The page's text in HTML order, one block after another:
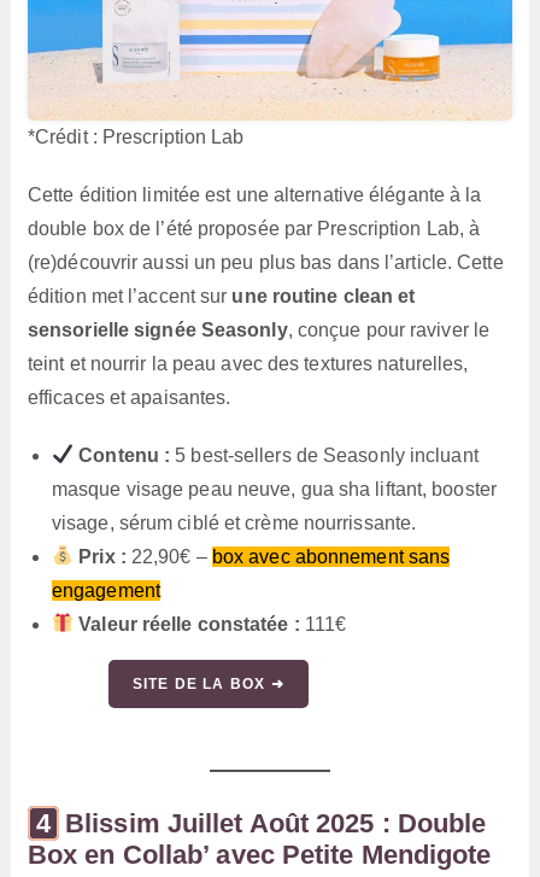
*Crédit : Prescription Lab
Cette édition limitée est une alternative élégante à la
double box de l’été proposée par Prescription Lab, à
(re)découvrir aussi un peu plus bas dans l’article. Cette
édition met l’accent sur une routine clean et
sensorielle signée Seasonly, conçue pour raviver le
teint et nourrir la peau avec des textures naturelles,
efficaces et apaisantes.
Contenu : 5 best‑sellers de Seasonly incluant
masque visage peau neuve, gua sha liftant, booster
visage, sérum ciblé et crème nourrissante.
Prix : 22,90€ – box avec abonnement sans
engagement
Valeur réelle constatée : 111€
SITE DE LA BOX ➜
Blissim Juillet Août 2025 : Double
Box en Collab’ avec Petite Mendigote